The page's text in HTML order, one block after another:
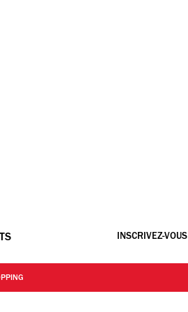
INSCRIVEZ-VOUS